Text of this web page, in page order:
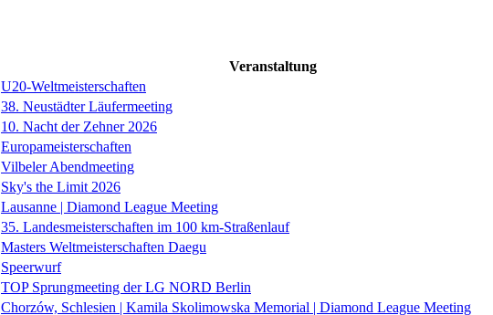
Veranstaltung
U20-Weltmeisterschaften
38. Neustädter Läufermeeting
10. Nacht der Zehner 2026
Europameisterschaften
Vilbeler Abendmeeting
Sky's the Limit 2026
Lausanne | Diamond League Meeting
35. Landesmeisterschaften im 100 km-Straßenlauf
Masters Weltmeisterschaften Daegu
Speerwurf
TOP Sprungmeeting der LG NORD Berlin
Chorzów, Schlesien | Kamila Skolimowska Memorial | Diamond League Meeting